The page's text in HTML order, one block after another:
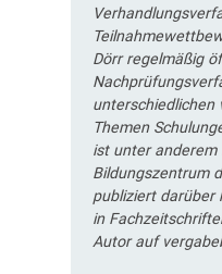
Dörr regelmäßig
unterschiedlichen
Themen
ist unter anderem
Bildungszentrum
publiziert darüber
in
Autor auf